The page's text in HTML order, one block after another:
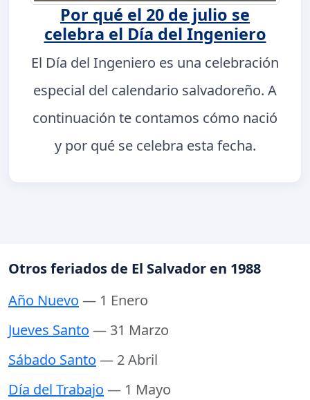
Por qué el 20 de julio se
celebra el Día del Ingeniero
El Día del Ingeniero es una celebración
especial del calendario salvadoreño. A
continuación te contamos cómo nació
y por qué se celebra esta fecha.
Otros feriados de El Salvador en 1988
Año Nuevo — 1 Enero
Jueves Santo — 31 Marzo
Sábado Santo — 2 Abril
Día del Trabajo — 1 Mayo